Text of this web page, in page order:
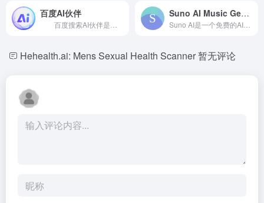
百度AI伙伴 Suno AI Music Generator Free Online
Hehealth.ai: Mens Sexual Health Scanner暂无评论